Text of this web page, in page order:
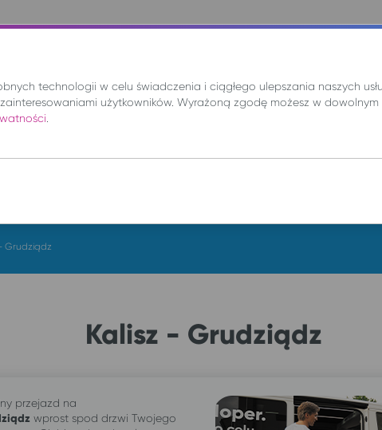
Grudziądz
Kalisz - Grudziądz
przejazd na
wprost spod drzwi Twojego
technologii w celu świadczenia i ciągłego ulepszania naszych
użytkowników. Wyrażoną zgodę możesz w